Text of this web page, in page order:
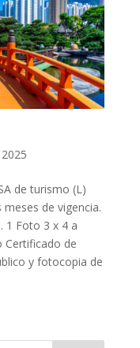
de turismo (L)
de vigencia.
1 Foto 3 x 4 a
Certificado de
y fotocopia de